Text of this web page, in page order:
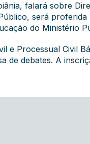
falará sobre
será
do Ministério
e Processual Civil
de debates. A